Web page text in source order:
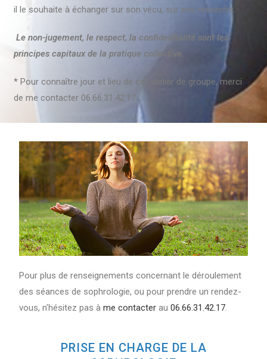
il le souhaite à échanger sur son vécu, sur ses ressentis.
Le non-jugement, le respect, la confidentialité sont les
principes capitaux de la pratique collective.
* Pour connaître jour et lieu de cet atelier de groupe, merci
de me contacter 06.66.31.42.17.
Pour plus de renseignements concernant le déroulement
des séances de sophrologie, ou pour prendre un rendez-
vous, n’hésitez pas àme contacter au06.66.31.42.17.
PRISE EN CHARGE DE LA